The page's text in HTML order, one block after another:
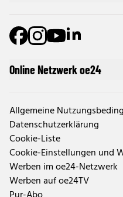
Online Netzwerk oe24
Allgemeine
Datenschutzerklärung
Cookie-Liste
Cookie-Einstellungen und
Werben im oe24-Netzwerk
Werben auf oe24TV